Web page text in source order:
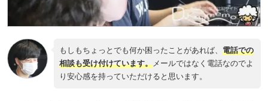
もしもちょっとでも何か困ったことがあれば、 電話での
相談も受け付けています。メールではなく電話なのでよ
り安心感を持っていただけると思います。